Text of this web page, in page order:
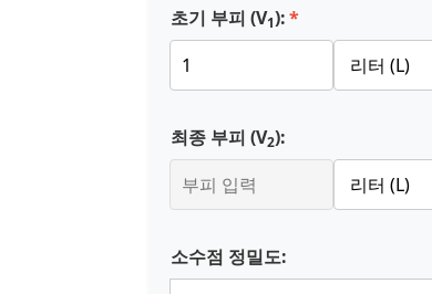
초기 부피 (V1):
최종 부피 (V2):
소수점 정밀도: